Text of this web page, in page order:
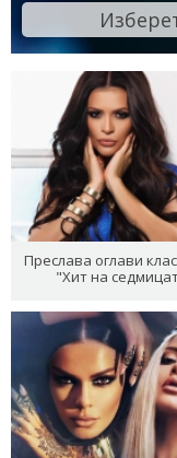
Преслава оглави
"Хит на